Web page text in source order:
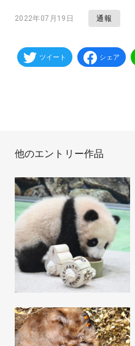
2022年07月19日 通報
ツイート シェア
他のエントリー作品